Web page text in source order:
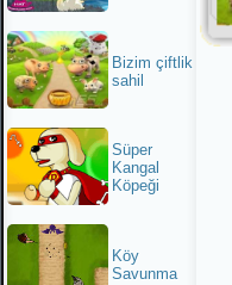
Bizim çiftlik
sahil
Süper
Kangal
Köpeği
Köy
Savunma